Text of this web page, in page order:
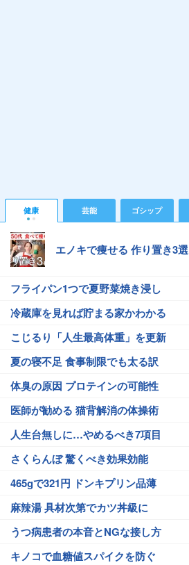
健康 芸能 ゴシップ
エノキで痩せる 作り置き3選
フライパン1つで夏野菜焼き浸し
冷蔵庫を見れば貯まる家かわかる
こじるり「人生最高体重」を更新
夏の寝不足 食事制限でも太る訳
体臭の原因 プロテインの可能性
医師が勧める 猫背解消の体操術
人生台無しに…やめるべき7項目
さくらんぼ 驚くべき効果効能
465gで321円 ドンキプリン品薄
麻辣湯 具材次第でカツ丼級に
うつ病患者の本音とNGな接し方
キノコで血糖値スパイクを防ぐ